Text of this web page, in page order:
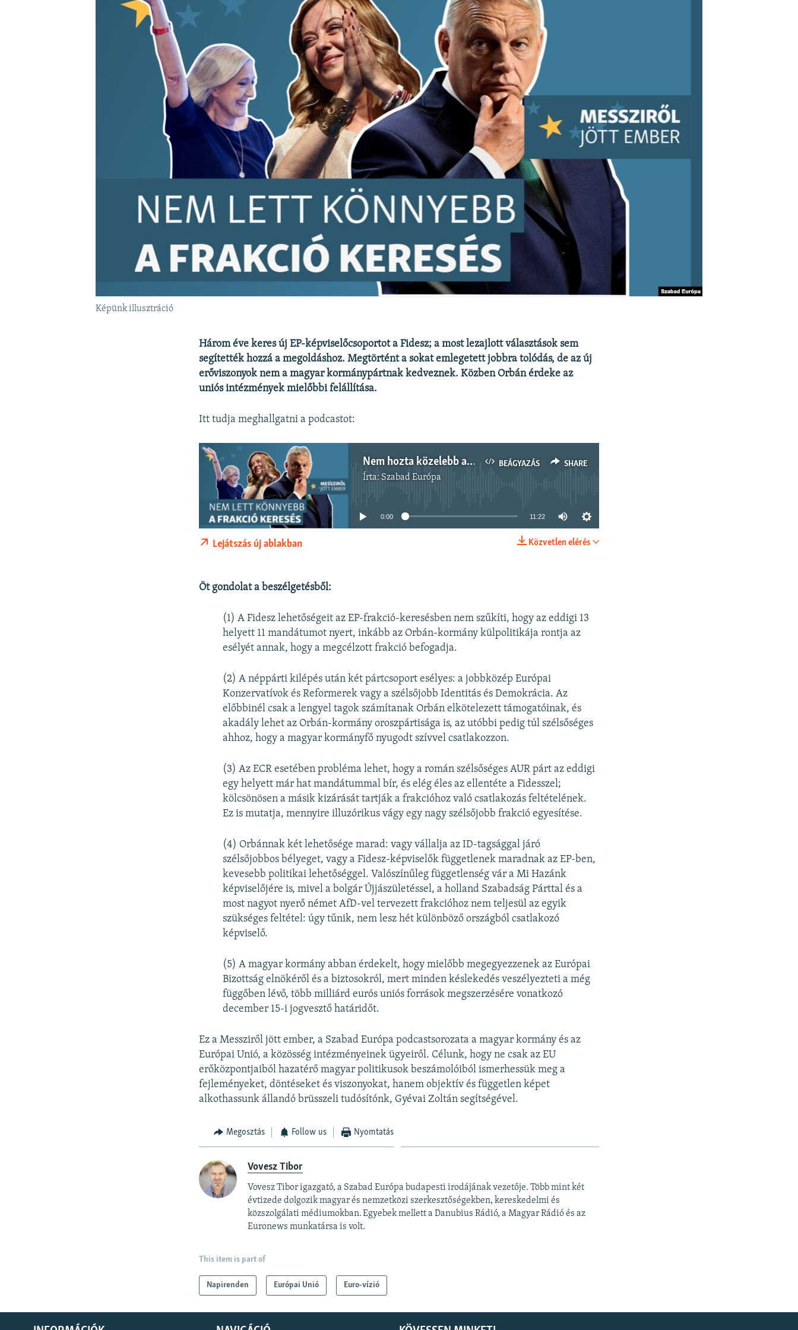
Képünk illusztráció
Három éve keres új EP-képviselőcsoportot a Fidesz; a most lezajlott választások sem
segítették hozzá a megoldáshoz. Megtörtént a sokat emlegetett jobbra tolódás, de az új
erőviszonyok nem a magyar kormánypártnak kedveznek. Közben Orbán érdeke az
uniós intézmények mielőbbi felállítása.
Itt tudja meghallgatni a podcastot:
BEÁGYAZÁS SHARE
Nem hozta közelebb az új szélsőjobb frakcióalakítást az EP-választás
Írta: Szabad Európa
Jelenleg nincs elérhető tartalom
0:00 11:22
Közvetlen elérés
Lejátszás új ablakban
Öt gondolat a beszélgetésből:
(1) A Fidesz lehetőségeit az EP-frakció-keresésben nem szűkíti, hogy az eddigi 13
helyett 11 mandátumot nyert, inkább az Orbán-kormány külpolitikája rontja az
esélyét annak, hogy a megcélzott frakció befogadja.
(2) A néppárti kilépés után két pártcsoport esélyes: a jobbközép Európai
Konzervatívok és Reformerek vagy a szélsőjobb Identitás és Demokrácia. Az
előbbinél csak a lengyel tagok számítanak Orbán elkötelezett támogatóinak, és
akadály lehet az Orbán-kormány oroszpártisága is, az utóbbi pedig túl szélsőséges
ahhoz, hogy a magyar kormányfő nyugodt szívvel csatlakozzon.
(3) Az ECR esetében probléma lehet, hogy a román szélsőséges AUR párt az eddigi
egy helyett már hat mandátummal bír, és elég éles az ellentéte a Fidesszel;
kölcsönösen a másik kizárását tartják a frakcióhoz való csatlakozás feltételének.
Ez is mutatja, mennyire illuzórikus vágy egy nagy szélsőjobb frakció egyesítése.
(4) Orbánnak két lehetősége marad: vagy vállalja az ID-tagsággal járó
szélsőjobbos bélyeget, vagy a Fidesz-képviselők függetlenek maradnak az EP-ben,
kevesebb politikai lehetőséggel. Valószínűleg függetlenség vár a Mi Hazánk
képviselőjére is, mivel a bolgár Újjászületéssel, a holland Szabadság Párttal és a
most nagyot nyerő német AfD-vel tervezett frakcióhoz nem teljesül az egyik
szükséges feltétel: úgy tűnik, nem lesz hét különböző országból csatlakozó
képviselő.
(5) A magyar kormány abban érdekelt, hogy mielőbb megegyezzenek az Európai
Bizottság elnökéről és a biztosokról, mert minden késlekedés veszélyezteti a még
függőben lévő, több milliárd eurós uniós források megszerzésére vonatkozó
december 15-i jogvesztő határidőt.
Ez a Messziről jött ember, a Szabad Európa podcastsorozata a magyar kormány és az
Európai Unió, a közösség intézményeinek ügyeiről. Célunk, hogy ne csak az EU
erőközpontjaiból hazatérő magyar politikusok beszámolóiból ismerhessük meg a
fejleményeket, döntéseket és viszonyokat, hanem objektív és független képet
alkothassunk állandó brüsszeli tudósítónk, Gyévai Zoltán segítségével.
Megosztás Follow us Nyomtatás
Vovesz Tibor
Vovesz Tibor igazgató, a Szabad Európa budapesti irodájának vezetője. Több mint két
évtizede dolgozik magyar és nemzetközi szerkesztőségekben, kereskedelmi és
közszolgálati médiumokban. Egyebek mellett a Danubius Rádió, a Magyar Rádió és az
Euronews munkatársa is volt.
This item is part of
Napirenden Európai Unió Euro-vízió